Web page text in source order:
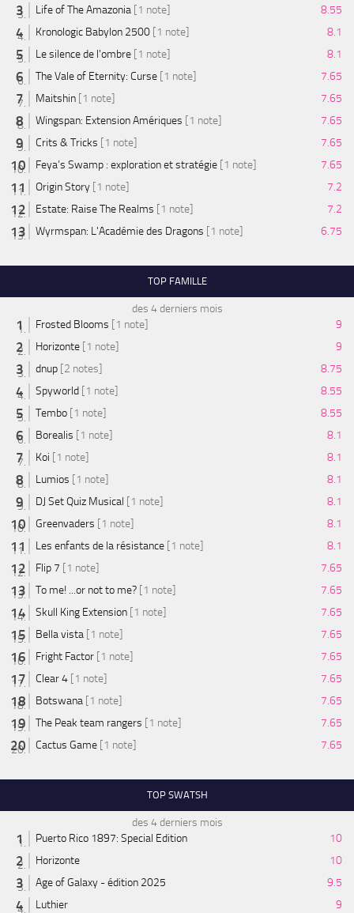
Life of The Amazonia [1 note]
8.55
Kronologic Babylon 2500 [1 note]
8.1
Le silence de l'ombre [1 note]
8.1
The Vale of Eternity: Curse [1 note]
7.65
Maitshin [1 note]
7.65
Wingspan: Extension Amériques [1 note]
7.65
Crits & Tricks [1 note]
7.65
Feya’s Swamp : exploration et stratégie [1 note]
7.65
Origin Story [1 note]
7.2
Estate: Raise The Realms [1 note]
7.2
Wyrmspan: L'Académie des Dragons [1 note] 6.75
TOP FAMILLE
des 4 derniers mois
Frosted Blooms [1 note]
9
Horizonte [1 note]
9
dnup [2 notes]
8.75
Spyworld [1 note]
8.55
Tembo [1 note]
8.55
Borealis [1 note]
8.1
Koi [1 note]
8.1
Lumios [1 note]
8.1
DJ Set Quiz Musical [1 note]
8.1
Greenvaders [1 note]
8.1
Les enfants de la résistance [1 note]
8.1
Flip 7 [1 note]
7.65
To me! ...or not to me? [1 note]
7.65
Skull King Extension [1 note]
7.65
Bella vista [1 note]
7.65
Fright Factor [1 note]
7.65
Clear 4 [1 note]
7.65
Botswana [1 note]
7.65
The Peak team rangers [1 note]
7.65
Cactus Game [1 note] 7.65
TOP SWATSH
des 4 derniers mois
Puerto Rico 1897: Special Edition
10
Horizonte
10
Age of Galaxy - édition 2025
9.5
Luthier
9